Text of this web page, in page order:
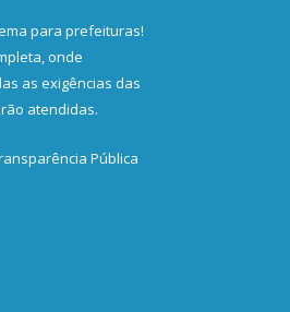
para prefeituras!
onde
as exigências das
atendidas.
Pública